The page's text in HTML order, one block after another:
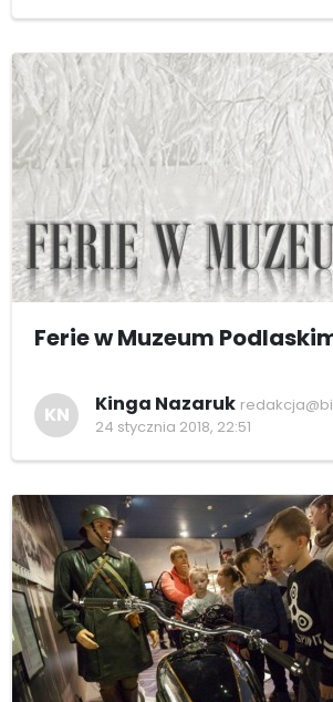
Ferie w Muzeum
KN Kinga Nazaruk
24 stycznia 2018, 22:51